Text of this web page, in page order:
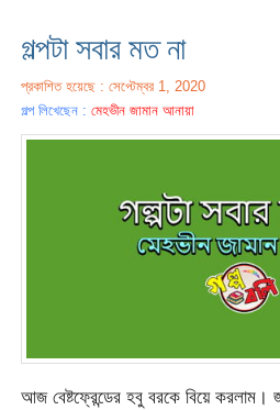
গল্পটা সবার মত না
প্রকাশিত হয়েছে : সেপ্টেম্বর 1, 2020
গল্প লিখেছেন :মেহভীন জামান আনায়া­
আজ বেষ্টফ্রেন্ডের হবু বরকে বিয়ে